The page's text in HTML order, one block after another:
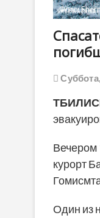
Фото:
Вечером
курорт
Один из